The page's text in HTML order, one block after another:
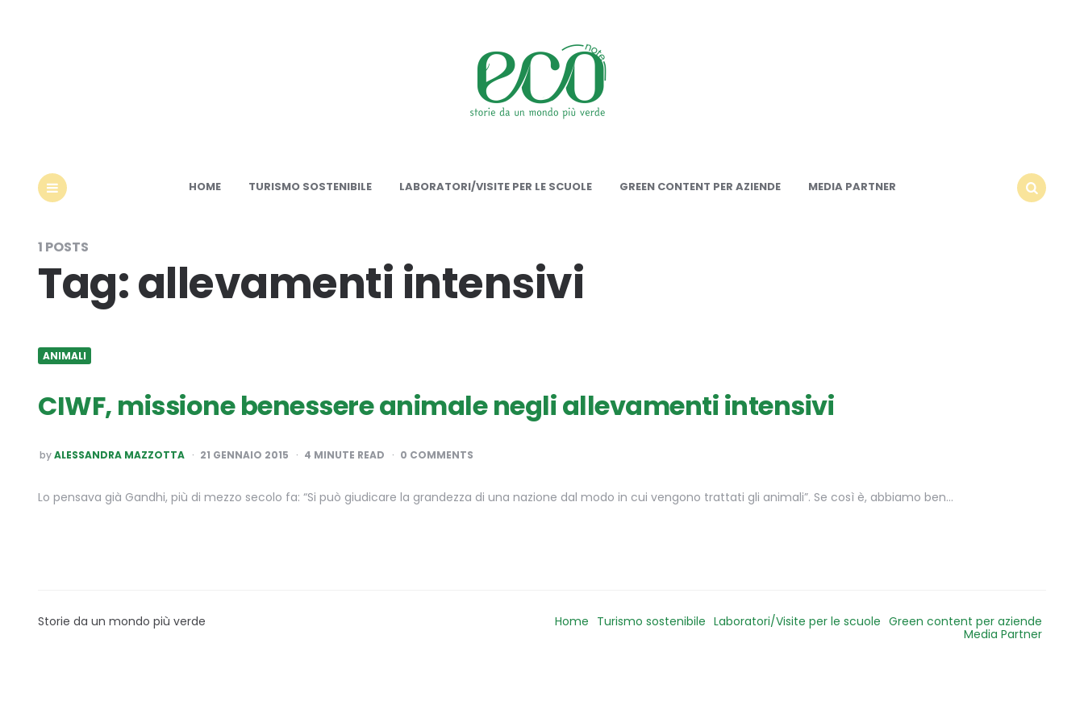
HOME TURISMO SOSTENIBILE LABORATORI/VISITE PER LE SCUOLE GREEN CONTENT PER AZIENDE
MEDIA PARTNER
1 POSTS
Tag:allevamenti intensivi
ANIMALI
CIWF, missione benessere animale negli allevamenti intensivi
POSTED
BY
byALESSANDRA MAZZOTTA 21 GENNAIO 2015 4 MINUTE READ 0 COMMENTS
Lo pensava già Gandhi, più di mezzo secolo fa: “Si può giudicare la grandezza di una nazione dal modo in cui vengono trattati gli animali”. Se così è, abbiamo ben…
Storie da un mondo più verde Home Turismo sostenibile Laboratori/Visite per le scuole Green content per aziende
Media Partner